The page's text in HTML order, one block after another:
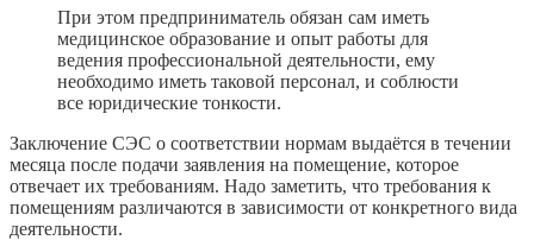
При этом предприниматель обязан сам иметь
медицинское образование и опыт работы для
ведения профессиональной деятельности, ему
необходимо иметь таковой персонал, и соблюсти
все юридические тонкости.
Заключение СЭС о соответствии нормам выдаётся в течении
месяца после подачи заявления на помещение, которое
отвечает их требованиям. Надо заметить, что требования к
помещениям различаются в зависимости от конкретного вида
деятельности.